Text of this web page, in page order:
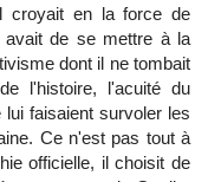
croyait en la force de
avait de se mettre à la
dont il ne tombait
l'histoire, l'acuité du
faisaient survoler les
Ce n'est pas tout à
officielle, il choisit de